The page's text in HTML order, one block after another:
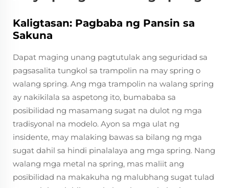
Kaligtasan: Pagbaba ng Pansin sa
Sakuna
Dapat maging unang pagtutulak ang seguridad sa
pagsasalita tungkol sa trampolin na may spring o
walang spring. Ang mga trampolin na walang spring
ay nakikilala sa aspetong ito, bumababa sa
posibilidad ng masamang sugat na dulot ng mga
tradisyonal na modelo. Ayon sa mga ulat ng
insidente, may malaking bawas sa bilang ng mga
sugat dahil sa hindi pinalalaya ang mga spring. Nang
walang mga metal na spring, mas maliit ang
posibilidad na makakuha ng malubhang sugat tulad